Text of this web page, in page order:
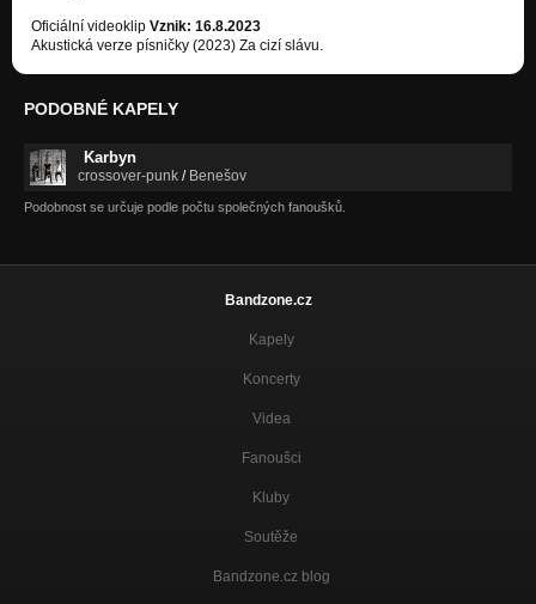
Oficiální videoklip Vznik: 16.8.2023
Akustická verze písničky (2023) Za cizí slávu.
PODOBNÉ KAPELY
Karbyn
crossover-punk / Benešov
Podobnost se určuje podle počtu společných fanoušků.
Bandzone.cz
Kapely
Koncerty
Videa
Fanoušci
Kluby
Soutěže
Bandzone.cz blog